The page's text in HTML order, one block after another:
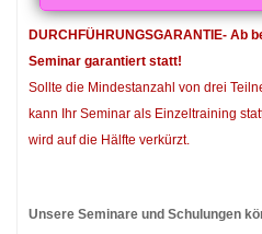
DURCHFÜHRUNGSGARANTIE- Ab
Seminar garantiert statt!
Sollte die Mindestanzahl von drei
kann Ihr Seminar als Einzeltraining
wird auf die Hälfte verkürzt.
Unsere Seminare und Schulungen